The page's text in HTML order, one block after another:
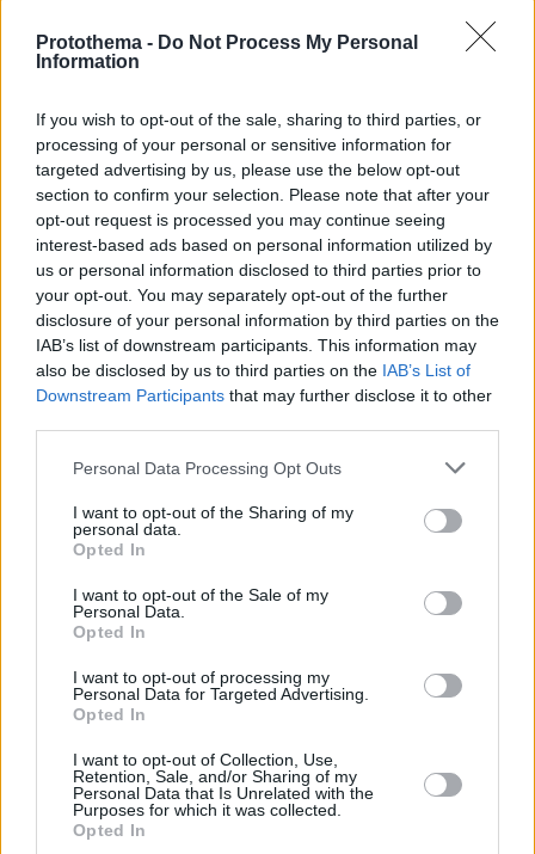
Protothema - Do Not Process My Personal
Information
If you wish to opt-out of the sale, sharing to third parties, or
processing of your personal or sensitive information for
targeted advertising by us, please use the below opt-out
section to confirm your selection. Please note that after your
opt-out request is processed you may continue seeing
interest-based ads based on personal information utilized by
us or personal information disclosed to third parties prior to
your opt-out. You may separately opt-out of the further
disclosure of your personal information by third parties on the
IAB’s list of downstream participants. This information may
also be disclosed by us to third parties on the IAB’s List of
Downstream Participants that may further disclose it to other
Please note that this website/app uses one or more Google
not limited to your visit or usage behaviour. You may click to
grant or deny consent to Google and its third-party tags to
use your data for below specified purposes in below Google
consent section.
Personal Data Processing Opt Outs
I want to opt-out of the Sharing of my
personal data.
Opted In
I want to opt-out of the Sale of my
Personal Data.
Opted In
I want to opt-out of processing my
Personal Data for Targeted Advertising.
Opted In
I want to opt-out of Collection, Use,
Retention, Sale, and/or Sharing of my
Personal Data that Is Unrelated with the
Purposes for which it was collected.
Opted In
οικογένειας των Ηνωμένων Αραβικών Εμιράτων, δείτε
βίντεο
Το σκάφος, με ιστορία που ξεκινά από την εποχή που
υπηρέτησε ως φρεγάτα, σήμερα αποτελεί ένα από τα
πιο πολυτελή yachts παγκοσμίως
25.08.2025, 12:28
16.01.2024, 18:18 148